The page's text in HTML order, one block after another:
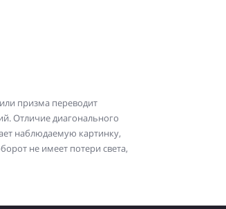
призма переводит
Отличие диагонального
наблюдаемую картинку,
не имеет потери света,